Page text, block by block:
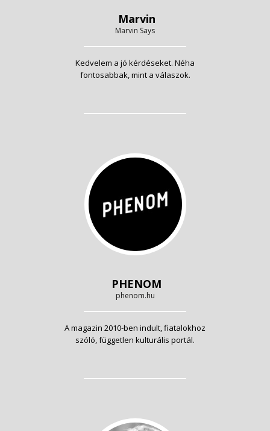
Marvin
Marvin Says
Kedvelem a jó kérdéseket. Néha
fontosabbak, mint a válaszok.
PHENOM
phenom.hu
A magazin 2010-ben indult, fiatalokhoz
szóló, független kulturális portál.